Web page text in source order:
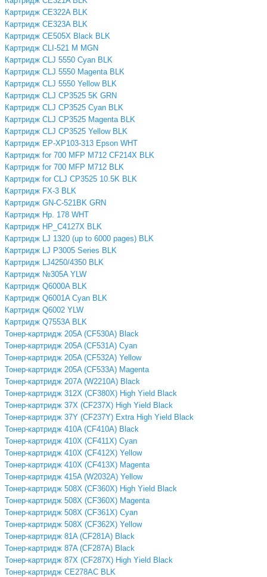
Картридж CE322A BLK
Картридж CE323A BLK
Картридж CE505X Black BLK
Картридж CLI-521 M MGN
Картридж CLJ 5550 Cyan BLK
Картридж CLJ 5550 Magenta BLK
Картридж CLJ 5550 Yellow BLK
Картридж CLJ CP3525 5K GRN
Картридж CLJ CP3525 Cyan BLK
Картридж CLJ CP3525 Magenta BLK
Картридж CLJ CP3525 Yellow BLK
Картридж EP-XP103-313 Epson WHT
Картридж for 700 MFP M712 CF214X BLK
Картридж for 700 MFP M712 BLK
Картридж for CLJ CP3525 10.5K BLK
Картридж FX-3 BLK
Картридж GN-C-521BK GRN
Картридж Hp. 178 WHT
Картридж HP_C4127X BLK
Картридж LJ 1320 (up to 6000 pages) BLK
Картридж LJ P3005 Series BLK
Картридж LJ4250/4350 BLK
Картридж №305A YLW
Картридж Q6000A BLK
Картридж Q6001A Cyan BLK
Картридж Q6002 YLW
Картридж Q7553A BLK
Тонер-картридж 205A (CF530A) Black
Тонер-картридж 205A (CF531A) Cyan
Тонер-картридж 205A (CF532A) Yellow
Тонер-картридж 205A (CF533A) Magenta
Тонер-картридж 207A (W2210A) Black
Тонер-картридж 312X (CF380X) High Yield Black
Тонер-картридж 37X (CF237X) High Yield Black
Тонер-картридж 37Y (CF237Y) Extra High Yield Black
Тонер-картридж 410A (CF410A) Black
Тонер-картридж 410X (CF411X) Cyan
Тонер-картридж 410X (CF412X) Yellow
Тонер-картридж 410X (CF413X) Magenta
Тонер-картридж 415A (W2032A) Yellow
Тонер-картридж 508X (CF360X) High Yield Black
Тонер-картридж 508X (CF360X) Magenta
Тонер-картридж 508X (CF361X) Cyan
Тонер-картридж 508X (CF362X) Yellow
Тонер-картридж 81A (CF281A) Black
Тонер-картридж 87A (CF287A) Black
Тонер-картридж 87X (CF287X) High Yield Black
Тонер-картридж CE278AC BLK